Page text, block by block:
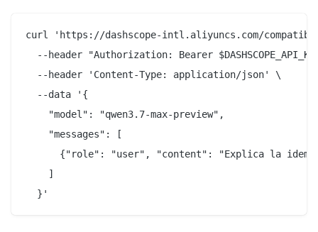
curl 'https://dashscope-intl.aliyuncs.com/
--header "Authorization: Bearer
  --header 'Content-Type: application/json' \
  --data '{
    "model": "qwen3.7-max-preview",
    "messages": [
{"role": "user", "content": "Explica la
    ]